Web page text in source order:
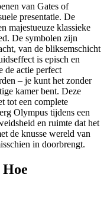
van Gates of
presentatie. De
majestueuze klassieke
De symbolen zijn
van de bliksemschicht
is episch en
de actie perfect
– je kunt het zonder
kamer bent. Deze
tot een complete
Olympus tijdens een
en ruimte dat het
de knusse wereld van
in doorbrengt.